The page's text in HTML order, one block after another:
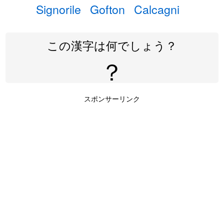
Signorile Gofton Calcagni
この漢字は何でしょう？
？
スポンサーリンク